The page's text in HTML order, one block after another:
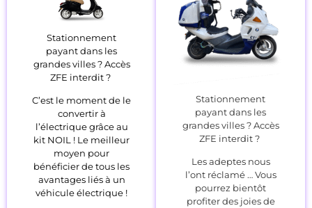
Stationnement
payant dans les
grandes villes ? Accès
ZFE interdit ?
C’est le moment de le
convertir à
l’électrique grâce au
kit NOIL ! Le meilleur
moyen pour
bénéficier de tous les
avantages liés à un
véhicule électrique !
Stationnement
payant dans les
grandes villes ? Accès
ZFE interdit ?
Les adeptes nous
l’ont réclamé … Vous
pourrez bientôt
profiter des joies de